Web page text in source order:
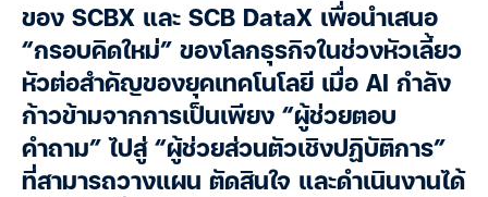
ของ SCBX และ SCB DataX เพื่อนำเสนอ
“กรอบคิดใหม่” ของโลกธุรกิจในช่วงหัวเลี้ยว
หัวต่อสำคัญของยุคเทคโนโลยี เมื่อ AI กำลัง
ก้าวข้ามจากการเป็นเพียง “ผู้ช่วยตอบ
คำถาม” ไปสู่ “ผู้ช่วยส่วนตัวเชิงปฏิบัติการ”
ที่สามารถวางแผน ตัดสินใจ และดำเนินงานได้